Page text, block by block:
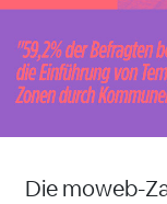
Die moweb-